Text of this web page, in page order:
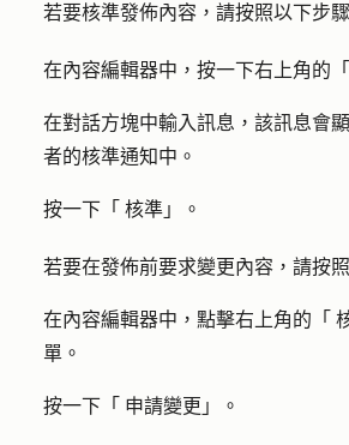
若要核準發佈內容，請按照以下步驟
在內容編輯器中，按一下右上角的「
在對話方塊中輸入訊息，該訊息會
者的核準通知中。
按一下「 核準 」。
若要在發佈前要求變更內容，請按
在內容編輯器中，點擊右上角的「
單。
按一下「 申請變更 」。